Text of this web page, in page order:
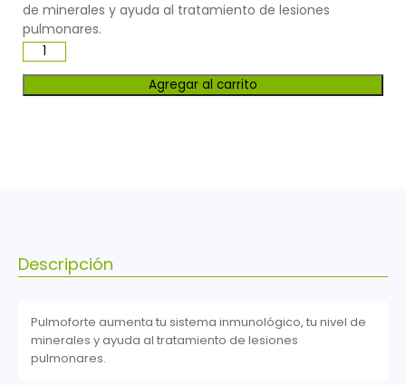
de minerales y ayuda al tratamiento de lesiones
pulmonares.
Agregar al carrito
Descripción
Pulmoforte aumenta tu sistema inmunológico, tu nivel de
minerales y ayuda al tratamiento de lesiones
pulmonares.